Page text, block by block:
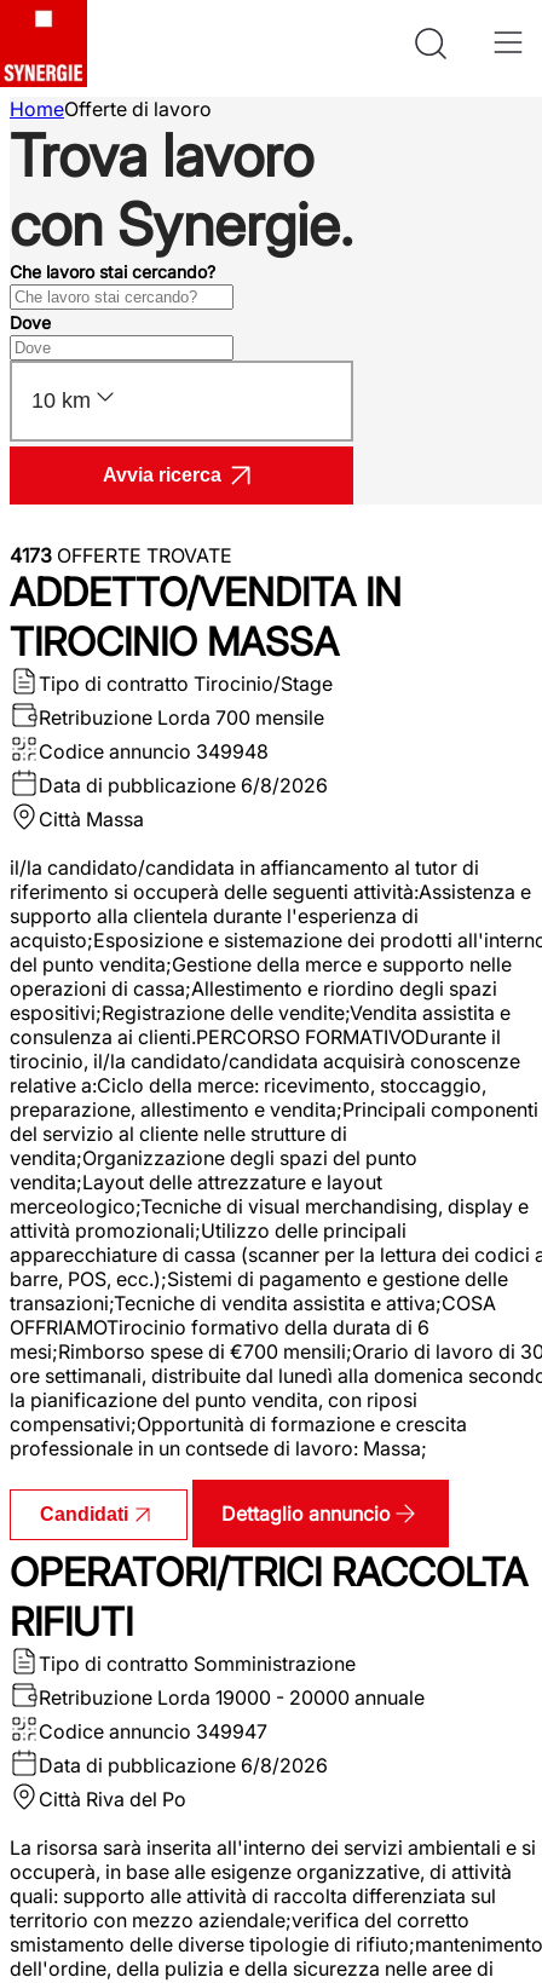
HomeOfferte di lavoro
Trova lavoro
con Synergie.
Che lavoro stai cercando?
Dove
10 km
Avvia ricerca
4173 OFFERTE TROVATE
ADDETTO/VENDITA IN
TIROCINIO MASSA
Tipo di contratto Tirocinio/Stage
Retribuzione Lorda 700 mensile
Codice annuncio 349948
Data di pubblicazione 6/8/2026
Città Massa
il/la candidato/candidata in affiancamento al tutor di
riferimento si occuperà delle seguenti attività:Assistenza e
supporto alla clientela durante l'esperienza di
acquisto;Esposizione e sistemazione dei prodotti
del punto vendita;Gestione della merce e supporto nelle
operazioni di cassa;Allestimento e riordino degli spazi
espositivi;Registrazione delle vendite;Vendita assistita e
consulenza ai clienti.PERCORSO FORMATIVODurante il
tirocinio, il/la candidato/candidata acquisirà conoscenze
relative a:Ciclo della merce: ricevimento, stoccaggio,
preparazione, allestimento e vendita;Principali componenti
del servizio al cliente nelle strutture di
vendita;Organizzazione degli spazi del punto
vendita;Layout delle attrezzature e layout
merceologico;Tecniche di visual merchandising, display e
attività promozionali;Utilizzo delle principali
apparecchiature di cassa (scanner per la lettura dei codici
barre, POS, ecc.);Sistemi di pagamento e gestione delle
transazioni;Tecniche di vendita assistita e attiva;COSA
OFFRIAMOTirocinio formativo della durata di 6
mesi;Rimborso spese di €700 mensili;Orario di lavoro di
ore settimanali, distribuite dal lunedì alla domenica
la pianificazione del punto vendita, con riposi
compensativi;Opportunità di formazione e crescita
professionale in un contsede di lavoro: Massa;
Candidati Dettaglio annuncio
OPERATORI/TRICI RACCOLTA
RIFIUTI
Tipo di contratto Somministrazione
Retribuzione Lorda 19000 - 20000 annuale
Codice annuncio 349947
Data di pubblicazione 6/8/2026
Città Riva del Po
La risorsa sarà inserita all'interno dei servizi ambientali e si
occuperà, in base alle esigenze organizzative, di attività
quali: supporto alle attività di raccolta differenziata sul
territorio con mezzo aziendale;verifica del corretto
smistamento delle diverse tipologie di rifiuto;mantenimento
dell'ordine, della pulizia e della sicurezza nelle aree di